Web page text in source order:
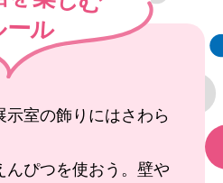
示室の飾りにはさわら
んぴつを使おう。壁や